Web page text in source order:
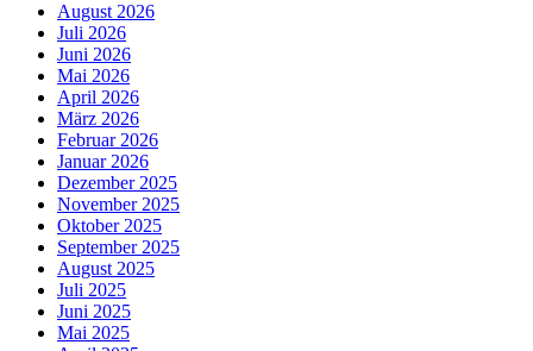
August 2026
Juli 2026
Juni 2026
Mai 2026
April 2026
März 2026
Februar 2026
Januar 2026
Dezember 2025
November 2025
Oktober 2025
September 2025
August 2025
Juli 2025
Juni 2025
Mai 2025